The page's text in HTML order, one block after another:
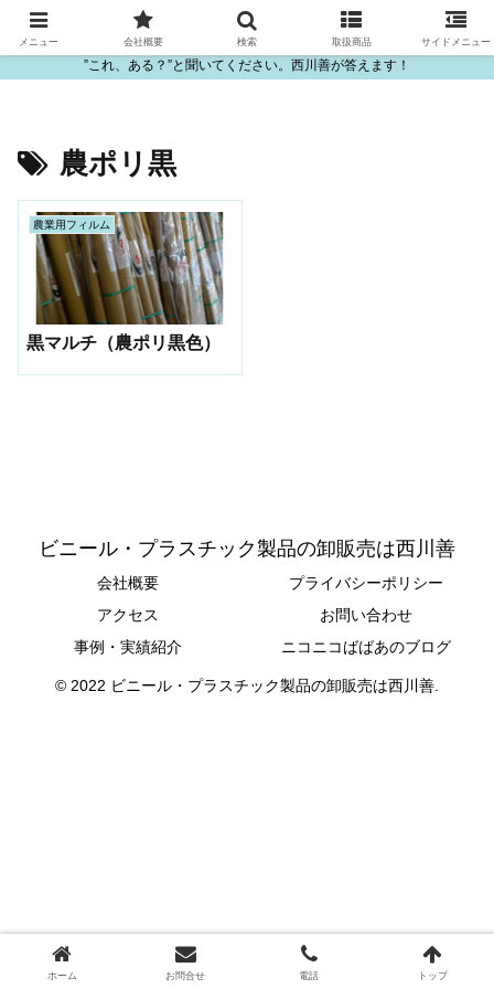
ビニール・プラスチック製品の卸販売は西川善
”これ、ある？”と聞いてください。西川善が答えます！
農ポリ黒
農業用フィルム
黒マルチ（農ポリ黒色）
ビニール・プラスチック製品の卸販売は西川善
会社概要
プライバシーポリシー
アクセス
お問い合わせ
事例・実績紹介
ニコニコばばあのブログ
© 2022 ビニール・プラスチック製品の卸販売は西川善.
メニュー 会社概要 検索 取扱商品 サイドメニュー
ホーム お問合せ 電話 トップ